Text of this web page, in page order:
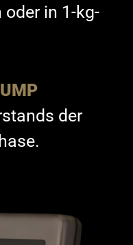
in 1-kg-
der